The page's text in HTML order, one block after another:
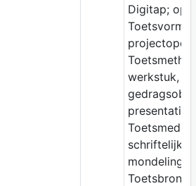
Digitap;
Toetsvorm:
werkstuk,
presentatie
schriftelijk
mondeling
Toetsbron: